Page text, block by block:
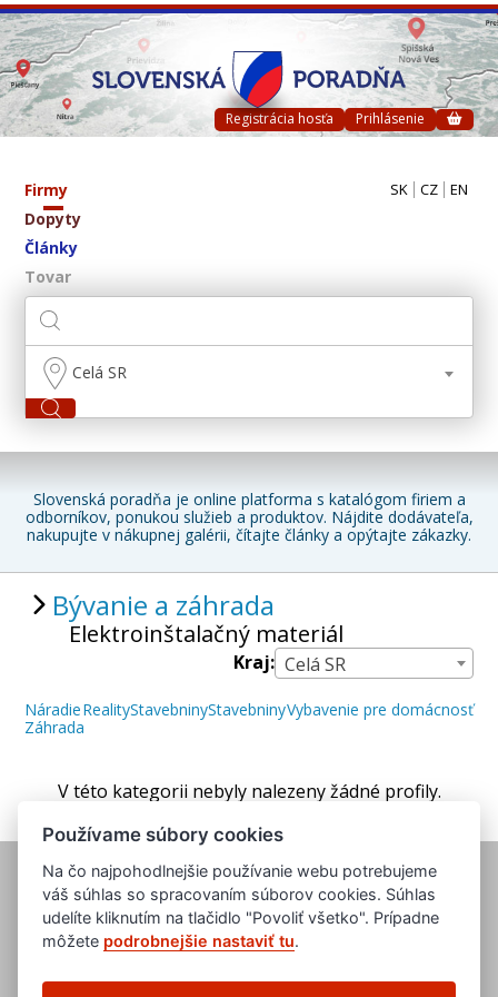
Registrácia hosťa Prihlásenie
Firmy
Dopyty
Články
Tovar
SK CZ EN
Celá SR
Slovenská poradňa je online platforma s katalógom firiem a
odborníkov, ponukou služieb a produktov. Nájdite dodávateľa,
nakupujte v nákupnej galérii, čítajte články a opýtajte zákazky.
Bývanie a záhrada
Elektroinštalačný materiál
Kraj: Celá SR
NáradieRealityStavebninyStavebninyVybavenie pre domácnosť
Záhrada
V této kategorii nebyly nalezeny žádné profily.
Používame súbory cookies
Na čo najpohodlnejšie používanie webu potrebujeme
váš súhlas so spracovaním súborov cookies. Súhlas
udelíte kliknutím na tlačidlo "Povoliť všetko". Prípadne
môžete podrobnejšie nastaviť tu.